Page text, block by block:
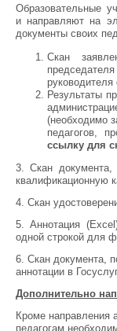
Образовательные
и направляют на
документы своих
Скан
руководителя
Результаты
(необходимо
педагогов,
ссылку для
3. Скан
квалификационную
4. Скан
5. Аннотация
одной строкой для
6. Скан документа,
аннотации в
Дополнительно
Кроме направления
педагогам